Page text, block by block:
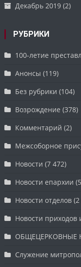
Декабрь 2019 (2)
РУБРИКИ
100-летие
Анонсы (119)
Без рубрики (104)
Возрождение (378)
Комментарий (2)
Межсоборное
Новости (7 472)
Новости епархии
Новости отделов
Новости приходов
ОБЩЕЦЕРКОВНЫЕ
Служение